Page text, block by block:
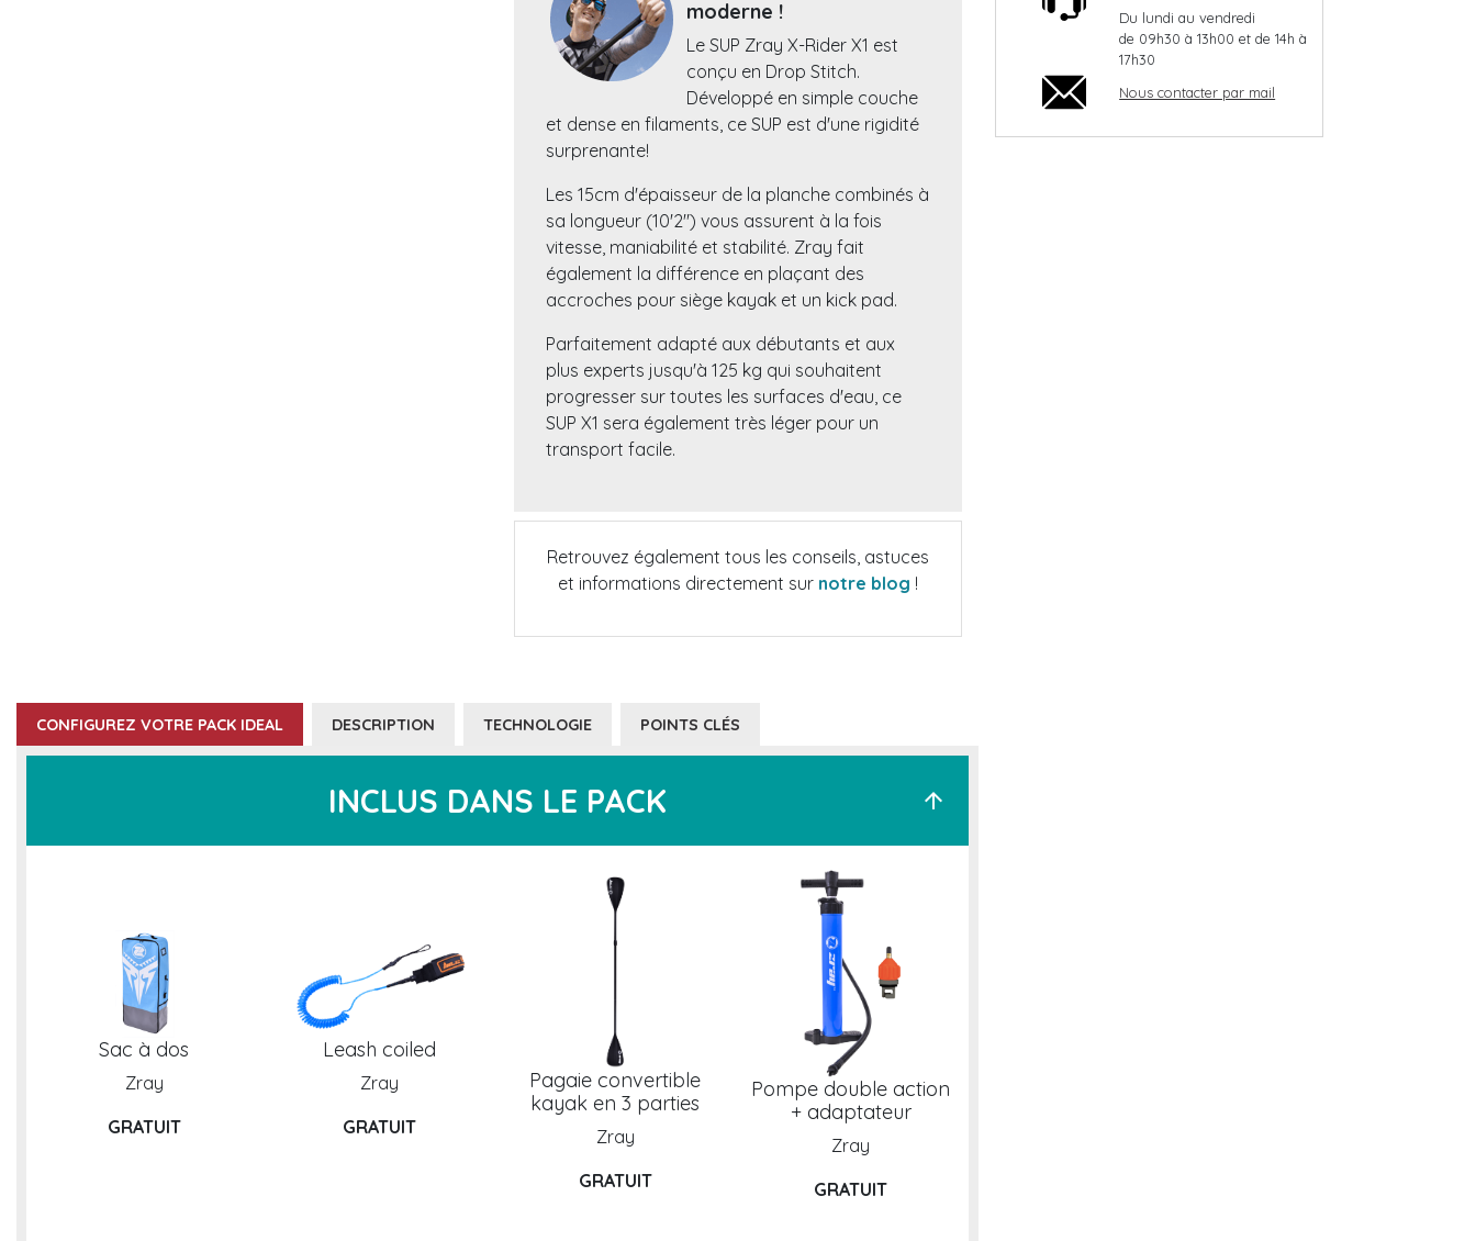
moderne !
Le SUP Zray X-Rider X1 est
conçu en Drop Stitch.
Développé en simple couche
et dense en filaments, ce SUP est d'une rigidité
surprenante!
Les 15cm d'épaisseur de la planche combinés à
sa longueur (10'2") vous assurent à la fois
vitesse, maniabilité et stabilité. Zray fait
également la différence en plaçant des
accroches pour siège kayak et un kick pad.
Parfaitement adapté aux débutants et aux
plus experts jusqu'à 125 kg qui souhaitent
progresser sur toutes les surfaces d'eau, ce
SUP X1 sera également très léger pour un
transport facile.
Retrouvez également tous les conseils, astuces
et informations directement sur notre blog !
CONFIGUREZ VOTRE PACK IDEAL DESCRIPTION TECHNOLOGIE POINTS CLÉS
INCLUS DANS LE PACK arrow_upward
Sac à dos
Zray
GRATUIT
Leash coiled
Zray
GRATUIT
Pagaie convertible
kayak en 3 parties
Zray
GRATUIT
Pompe double action
+ adaptateur
Zray
GRATUIT
Du lundi au vendredi
de 09h30 à 13h00 et de 14h à
17h30
Nous contacter par mail